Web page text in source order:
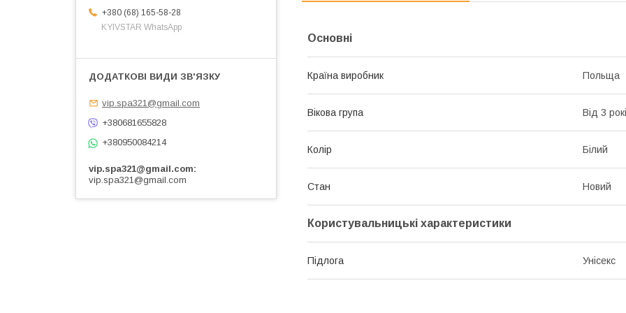
Основні
Країна виробник Польща
Вікова група Від 3
Колір Білий
Стан Новий
Користувальницькі характеристики
Підлога Унісекс
+380 (68) 165-58-28
KYIVSTAR WhatsApp
vip.spa321@gmail.com
+380681655828
+380950084214
vip.spa321@gmail.com
vip.spa321@gmail.com